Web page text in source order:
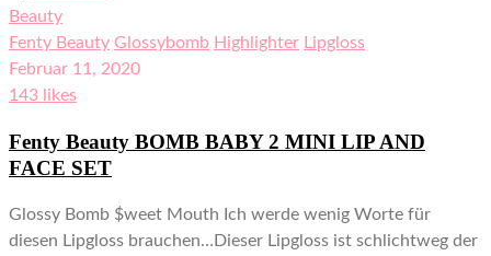
Beauty
Fenty Beauty Glossybomb Highlighter Lipgloss
Februar 11, 2020
143 likes
Fenty Beauty BOMB BABY 2 MINI LIP AND
FACE SET
Glossy Bomb $weet Mouth Ich werde wenig Worte für
diesen Lipgloss brauchen…Dieser Lipgloss ist schlichtweg der